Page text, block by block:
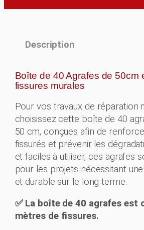
g
s
f
s
s
u
r
e
s
m
u
r
Description
Boîte de 40 Agrafes de 50cm
fissures murales
Pour vos travaux de réparation
choisissez cette boîte de 40
50 cm, conçues afin de
fissurés et prévenir les
et faciles à utiliser, ces agrafes
pour les projets nécessitant
et durable sur le long terme.
✅ La boîte de 40 agrafes est
mètres de fissures.